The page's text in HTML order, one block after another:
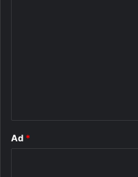
Ad *